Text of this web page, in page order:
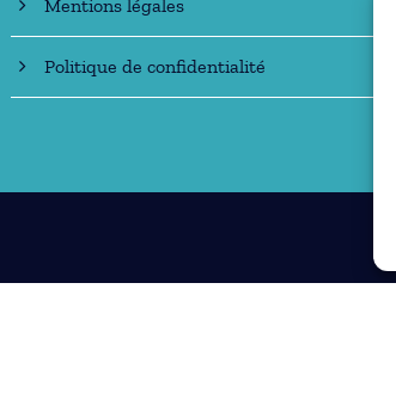
Mentions légales
Politique de confidentialité